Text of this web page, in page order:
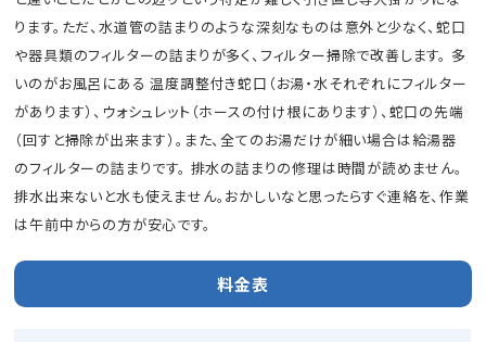
ります。ただ、水道管の詰まりのような深刻なものは意外と少なく、蛇口
や器具類のフィルターの詰まりが多く、フィルター掃除で改善します。 多
いのがお風呂にある 温度調整付き蛇口（お湯・水それぞれにフィルター
があります）、ウォシュレット（ホースの付け根にあります）、蛇口の先端
（回すと掃除が出来ます）。また、全てのお湯だけが細い場合は給湯器
のフィルターの詰まりです。 排水の詰まりの修理は時間が読めません。
排水出来ないと水も使えません。おかしいなと思ったらすぐ連絡を、作業
は午前中からの方が安心です。
料金表